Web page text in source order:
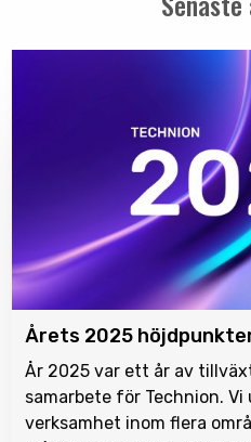
Årets 2025
År 2025 var ett år av
samarbete för Technion.
verksamhet inom flera